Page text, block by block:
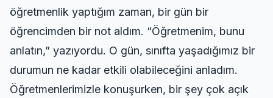
öğretmenlik yaptığım zaman, bir gün bir
öğrencimden bir not aldım. “Öğretmenim, bunu
anlatın,” yazıyordu. O gün, sınıfta yaşadığımız bir
durumun ne kadar etkili olabileceğini anladım.
Öğretmenlerimizle konuşurken, bir şey çok açık